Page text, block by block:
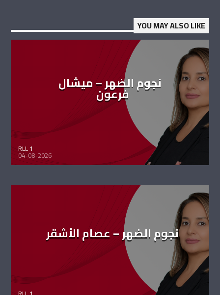
YOU MAY ALSO LIKE
نجوم الضهر – ميشال
فرعون
RLL 1
04-08-2026
نجوم الضهر – عصام الأشقر